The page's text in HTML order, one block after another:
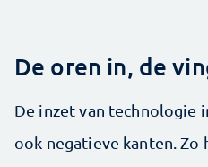
De oren in, de
De inzet van technologie
ook negatieve kanten. Zo